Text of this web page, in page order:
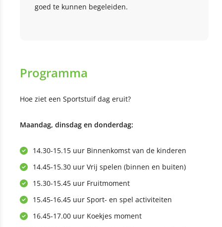
goed te kunnen begeleiden.
Programma
Hoe ziet een Sportstuif dag eruit?
Maandag, dinsdag en donderdag:
14.30-15.15 uur Binnenkomst van de kinderen
14.45-15.30 uur Vrij spelen (binnen en buiten)
15.30-15.45 uur Fruitmoment
15.45-16.45 uur Sport- en spel activiteiten
16.45-17.00 uur Koekjes moment